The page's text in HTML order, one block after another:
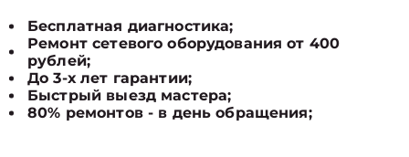
Бесплатная диагностика;
Ремонт сетевого оборудования от 400
рублей;
До 3-х лет гарантии;
Быстрый выезд мастера;
80% ремонтов - в день обращения;